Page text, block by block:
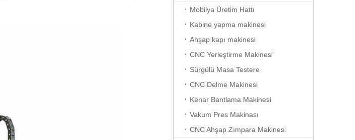
Mobilya Üretim Hattı
Kabine yapma makinesi
Ahşap kapı makinesi
CNC Yerleştirme Makinesi
Sürgülü Masa Testere
CNC Delme Makinesi
Kenar Bantlama Makinesi
Vakum Pres Makinası
CNC Ahşap Zımpara Makinesi